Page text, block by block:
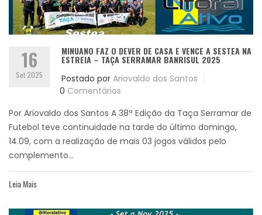
16
Set 2025
MINUANO FAZ O DEVER DE CASA E VENCE A SESTEA NA
ESTREIA – TAÇA SERRAMAR BANRISUL 2025
Postado por Ariovaldo dos Santos
0 Comentários
Por Ariovaldo dos Santos A 38ª Edição da Taça Serramar de
Futebol teve continuidade na tarde do último domingo,
14.09, com a realização de mais 03 jogos válidos pelo
complemento...
Leia Mais